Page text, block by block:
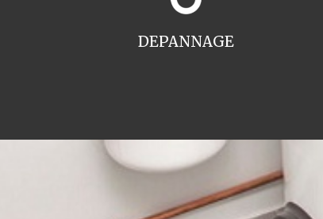
DEPANNAGE